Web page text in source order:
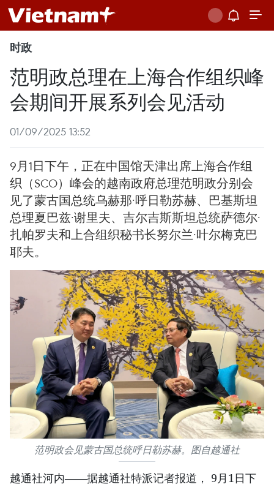
时政
范明政总理在上海合作组织峰
会期间开展系列会见活动
01/09/2025 13:52
9月1日下午，正在中国馆天津出席上海合作组
织（SCO）峰会的越南政府总理范明政分别会
见了蒙古国总统乌赫那·呼日勒苏赫、巴基斯坦
总理夏巴兹·谢里夫、吉尔吉斯斯坦总统萨德尔·
扎帕罗夫和上合组织秘书长努尔兰·叶尔梅克巴
耶夫。
范明政会见蒙古国总统呼日勒苏赫。图自越通社
越通社河内——据越通社特派记者报道， 9月1日下